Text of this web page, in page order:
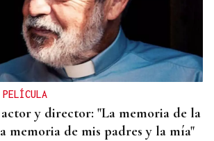
actor y director: "La memoria de la
memoria de mis padres y la mía"